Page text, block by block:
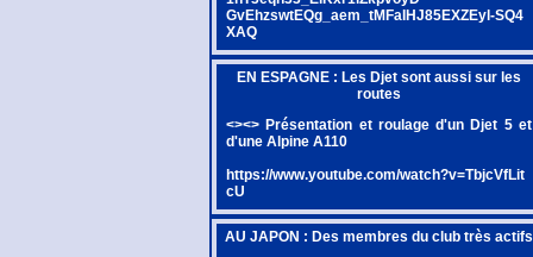
GvEhzswtEQg_aem_tMFaIHJ85EXZEyl-SQ4
XAQ
EN ESPAGNE : Les Djet sont aussi sur les
routes
<><> Présentation et roulage d'un Djet 5 et
d'une Alpine A110
https://www.youtube.com/watch?v=TbjcVfLit
cU
AU JAPON : Des membres du club très actifs